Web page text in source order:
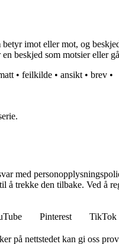
imot eller mot, og
beskjed som motsier eller
• feilkilde • ansikt • brev •
med
trekke den tilbake. Ved å
Pinterest TikTok
på nettstedet kan gi oss